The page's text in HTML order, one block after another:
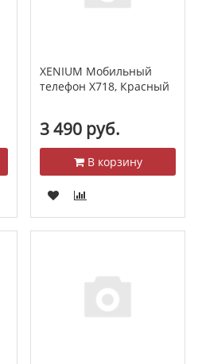
XENIUM Мобильный
телефон X718, Красный
3 490 руб.
В корзину